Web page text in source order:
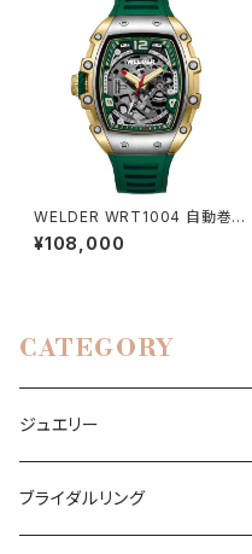
WELDER WRT1004 自動巻
き メンズ腕時計
¥108,000
CATEGORY
ジュエリー
リング
ブライダルリング